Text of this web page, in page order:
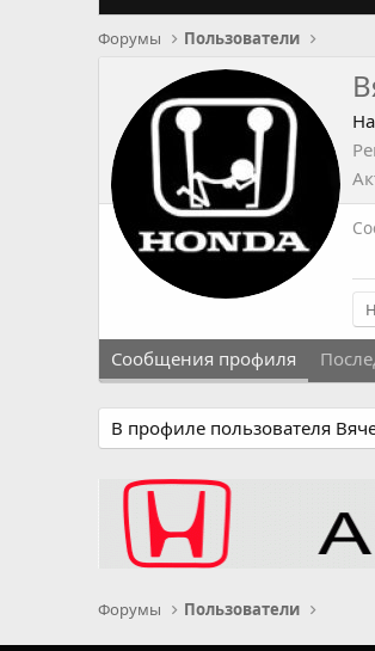
Форумы Пользователи
Сообщения профиля
В профиле пользователя
Форумы Пользователи